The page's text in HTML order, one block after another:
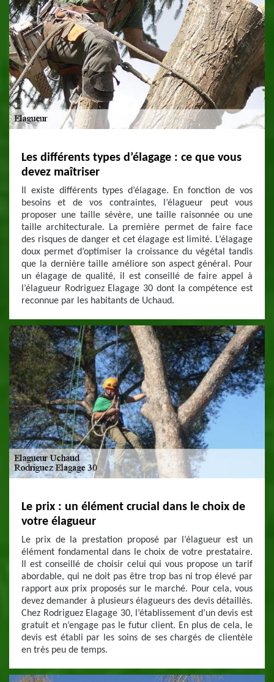
Les différents types d’élagage : ce que vous
devez maîtriser
Il existe différents types d’élagage. En fonction de vos
besoins et de vos contraintes, l’élagueur peut vous
proposer une taille sévère, une taille raisonnée ou une
taille architecturale. La première permet de faire face
des risques de danger et cet élagage est limité. L’élagage
doux permet d’optimiser la croissance du végétal tandis
que la dernière taille améliore son aspect général. Pour
un élagage de qualité, il est conseillé de faire appel à
l’élagueur Rodriguez Elagage 30 dont la compétence est
reconnue par les habitants de Uchaud.
Le prix : un élément crucial dans le choix de
votre élagueur
Le prix de la prestation proposé par l’élagueur est un
élément fondamental dans le choix de votre prestataire.
Il est conseillé de choisir celui qui vous propose un tarif
abordable, qui ne doit pas être trop bas ni trop élevé par
rapport aux prix proposés sur le marché. Pour cela, vous
devez demander à plusieurs élagueurs des devis détaillés.
Chez Rodriguez Elagage 30, l’établissement d’un devis est
gratuit et n’engage pas le futur client. En plus de cela, le
devis est établi par les soins de ses chargés de clientèle
en très peu de temps.